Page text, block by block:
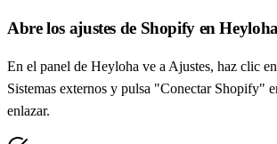
Abre los ajustes de Shopify en Heyloha
En el panel de Heyloha ve a Ajustes, haz clic
Sistemas externos y pulsa "Conectar Shopify"
enlazar.